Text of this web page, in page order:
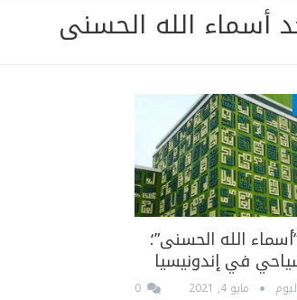
أسماء الله الحسنی
الله الحسنی”؛
في إندونیسیا
مايو 4, 2021